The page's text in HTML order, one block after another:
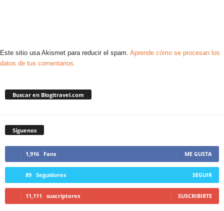
Este sitio usa Akismet para reducir el spam. Aprende cómo se procesan los
datos de tus comentarios.
Buscar en Blogitravel.com
Síguenos
1,916 Fans ME GUSTA
89 Seguidores SEGUIR
11,111 suscriptores SUSCRIBIRTE